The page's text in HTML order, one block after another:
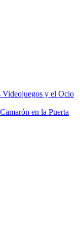
Videojuegos y el Ocio
en la Puerta